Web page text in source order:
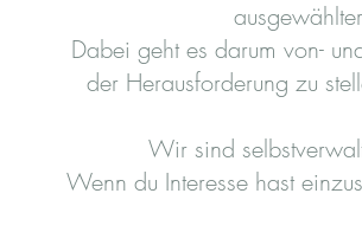
Dabei geht es darum von-
der Herausforderung zu
Wir sind
Wenn du Interesse hast